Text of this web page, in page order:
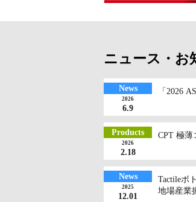
ニュース・お
News
2026
6.9
「2026
Products
2026
2.18
CPT 極薄
News
2025
12.01
Tactileボ
地場産業